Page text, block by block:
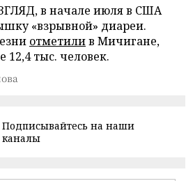
в начале июля в США
«взрывной» диареи.
отметилив Мичигане,
12,4 тыс. человек.
Подписывайтесь на наши
каналы